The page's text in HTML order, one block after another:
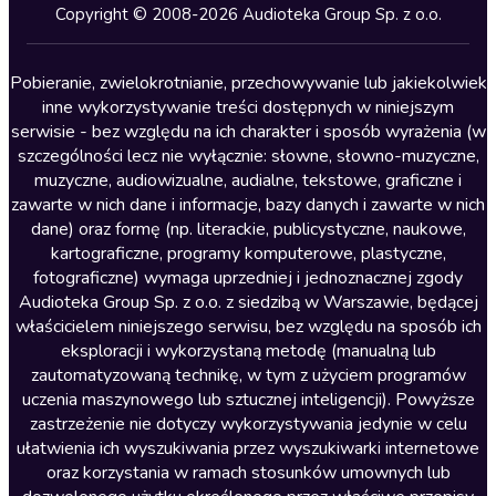
Kryminały
Lektury szkolne
Literatura anglojęzyczna
Literatura faktu
Literatura obyczajowa
Literatura piękna obca
Literatura piękna polska
Nagrania relaksacyjne
Nauka języków
Nauki humanistyczne
Podcasty i audycje
Polityka
Prasa
Copyright © 2008-2026 Audioteka Group Sp. z o.o.
Pobieranie, zwielokrotnianie, przechowywanie lub jakiekolwiek
inne wykorzystywanie treści dostępnych w niniejszym
serwisie - bez względu na ich charakter i sposób wyrażenia (w
szczególności lecz nie wyłącznie: słowne, słowno-muzyczne,
muzyczne, audiowizualne, audialne, tekstowe, graficzne i
zawarte w nich dane i informacje, bazy danych i zawarte w nich
dane) oraz formę (np. literackie, publicystyczne, naukowe,
kartograficzne, programy komputerowe, plastyczne,
fotograficzne) wymaga uprzedniej i jednoznacznej zgody
Audioteka Group Sp. z o.o. z siedzibą w Warszawie, będącej
właścicielem niniejszego serwisu, bez względu na sposób ich
eksploracji i wykorzystaną metodę (manualną lub
zautomatyzowaną technikę, w tym z użyciem programów
uczenia maszynowego lub sztucznej inteligencji). Powyższe
zastrzeżenie nie dotyczy wykorzystywania jedynie w celu
ułatwienia ich wyszukiwania przez wyszukiwarki internetowe
oraz korzystania w ramach stosunków umownych lub